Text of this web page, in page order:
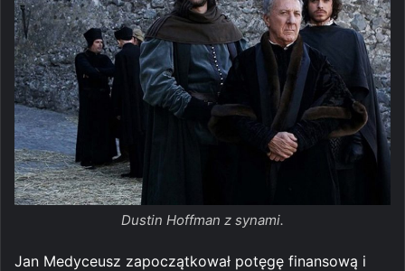
Dustin Hoffman z synami.
Jan Medyceusz zapoczątkował potęgę finansową i